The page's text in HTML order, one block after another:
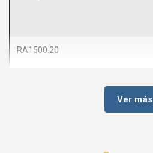
RA1500.20
Ver más